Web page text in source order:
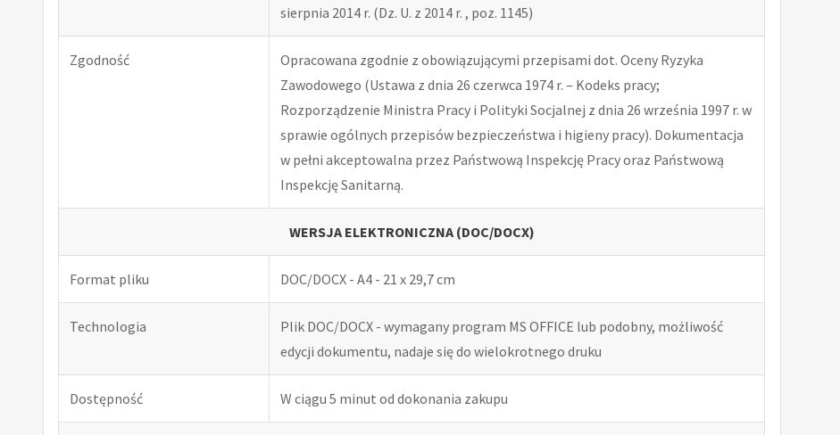
sierpnia 2014 r. (Dz. U. z 2014 r. , poz. 1145)
Zgodność
Opracowana zgodnie z obowiązującymi przepisami dot. Oceny Ryzyka
Zawodowego (Ustawa z dnia 26 czerwca 1974 r. – Kodeks pracy;
Rozporządzenie Ministra Pracy i Polityki Socjalnej z dnia 26 września 1997 r. w
sprawie ogólnych przepisów bezpieczeństwa i higieny pracy). Dokumentacja
w pełni akceptowalna przez Państwową Inspekcję Pracy oraz Państwową
Inspekcję Sanitarną.
WERSJA ELEKTRONICZNA (DOC/DOCX)
Format pliku DOC/DOCX - A4 - 21 x 29,7 cm
Technologia
Plik DOC/DOCX - wymagany program MS OFFICE lub podobny, możliwość
edycji dokumentu, nadaje się do wielokrotnego druku
Dostępność W ciągu 5 minut od dokonania zakupu